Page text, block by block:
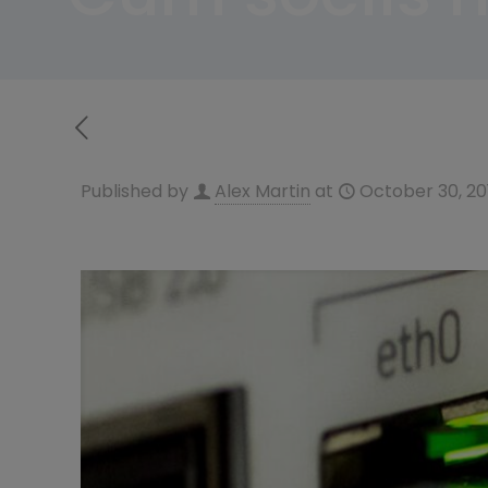
Published by Alex Martin at October 30,